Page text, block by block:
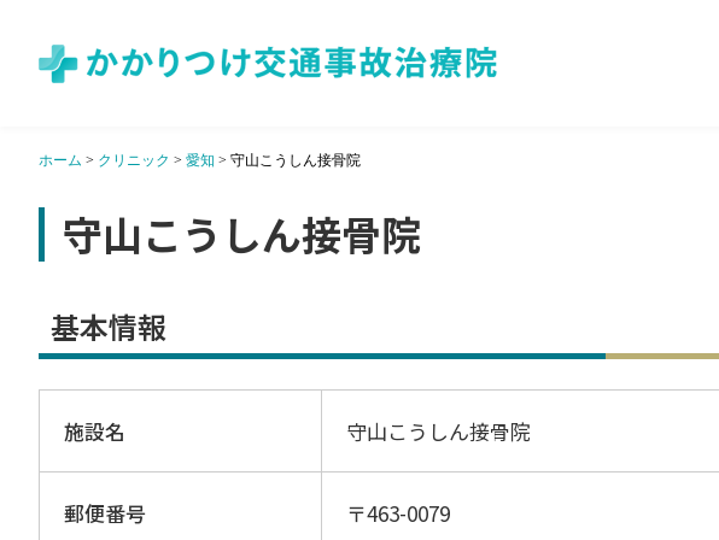
ホーム > クリニック > 愛知 > 守山こうしん接骨院
守山こうしん接骨院
基本情報
施設名 守山こうしん接骨院
郵便番号 〒463-0079